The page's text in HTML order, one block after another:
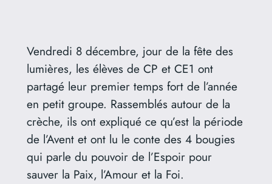
Vendredi 8 décembre, jour de la fête des
lumières, les élèves de CP et CE1 ont
partagé leur premier temps fort de l’année
en petit groupe. Rassemblés autour de la
crèche, ils ont expliqué ce qu’est la période
de l’Avent et ont lu le conte des 4 bougies
qui parle du pouvoir de l’Espoir pour
sauver la Paix, l’Amour et la Foi.